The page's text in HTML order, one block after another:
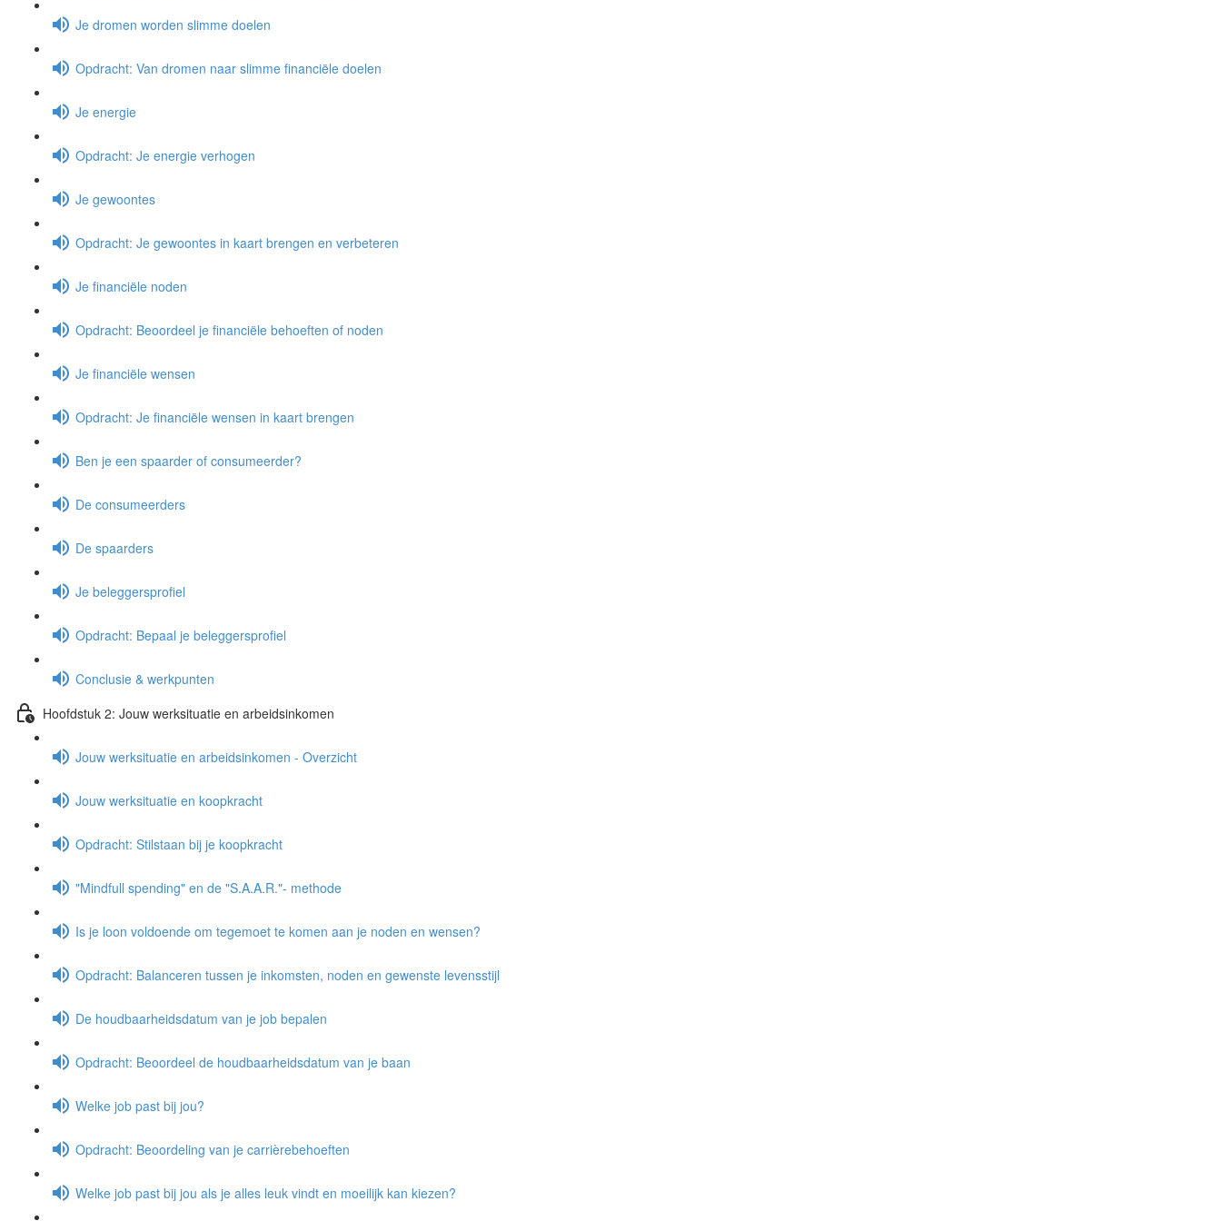
Je dromen worden slimme doelen
Opdracht: Van dromen naar slimme financiële doelen
Je energie
Opdracht: Je energie verhogen
Je gewoontes
Opdracht: Je gewoontes in kaart brengen en verbeteren
Je financiële noden
Opdracht: Beoordeel je financiële behoeften of noden
Je financiële wensen
Opdracht: Je financiële wensen in kaart brengen
Ben je een spaarder of consumeerder?
De consumeerders
De spaarders
Je beleggersprofiel
Opdracht: Bepaal je beleggersprofiel
Conclusie & werkpunten
Hoofdstuk 2: Jouw werksituatie en arbeidsinkomen
Jouw werksituatie en arbeidsinkomen - Overzicht
Jouw werksituatie en koopkracht
Opdracht: Stilstaan bij je koopkracht
"Mindfull spending" en de "S.A.A.R."- methode
Is je loon voldoende om tegemoet te komen aan je noden en wensen?
Opdracht: Balanceren tussen je inkomsten, noden en gewenste levensstijl
De houdbaarheidsdatum van je job bepalen
Opdracht: Beoordeel de houdbaarheidsdatum van je baan
Welke job past bij jou?
Opdracht: Beoordeling van je carrièrebehoeften
Welke job past bij jou als je alles leuk vindt en moeilijk kan kiezen?